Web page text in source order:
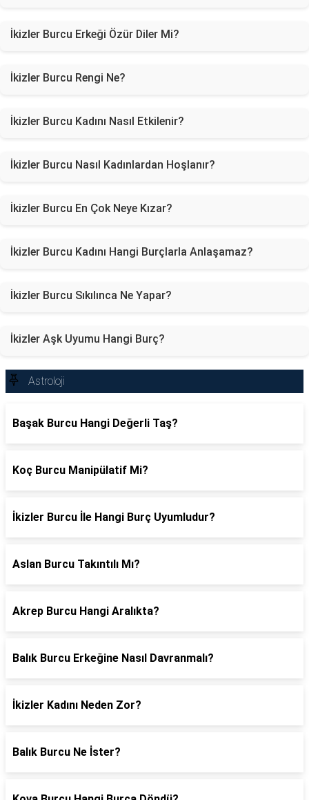
İkizler Burcu Erkeği Özür Diler Mi?
İkizler Burcu Rengi Ne?
İkizler Burcu Kadını Nasıl Etkilenir?
İkizler Burcu Nasıl Kadınlardan Hoşlanır?
İkizler Burcu En Çok Neye Kızar?
İkizler Burcu Kadını Hangi Burçlarla Anlaşamaz?
İkizler Burcu Sıkılınca Ne Yapar?
İkizler Aşk Uyumu Hangi Burç?
Astroloji
Başak Burcu Hangi Değerli Taş?
Koç Burcu Manipülatif Mi?
İkizler Burcu İle Hangi Burç Uyumludur?
Aslan Burcu Takıntılı Mı?
Akrep Burcu Hangi Aralıkta?
Balık Burcu Erkeğine Nasıl Davranmalı?
İkizler Kadını Neden Zor?
Balık Burcu Ne İster?